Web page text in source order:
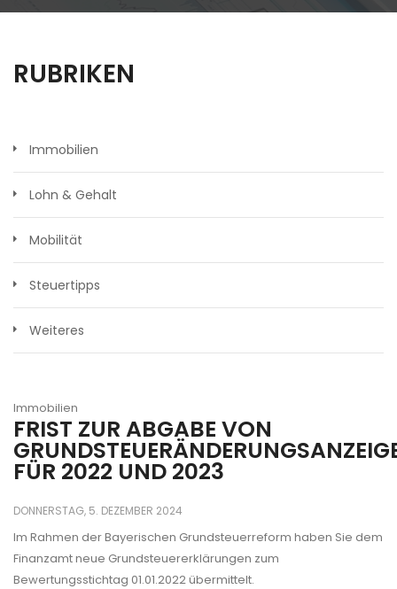
RUBRIKEN
Immobilien
Lohn & Gehalt
Mobilität
Steuertipps
Weiteres
Immobilien
FRIST ZUR ABGABE VON
FÜR 2022 UND 2023
DONNERSTAG, 5. DEZEMBER 2024
Im Rahmen der Bayerischen Grundsteuerreform haben Sie dem
Finanzamt neue Grundsteuererklärungen zum
Bewertungsstichtag 01.01.2022 übermittelt.